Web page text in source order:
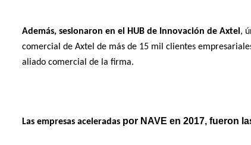
Además, sesionaron en el HUB de Innovación de Axtel,
comercial de Axtel de más de 15 mil clientes
aliado comercial de la firma.
Las empresas aceleradas por NAVE en 2017, fueron